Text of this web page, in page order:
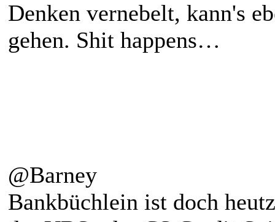
Denken vernebelt, kann's
gehen. Shit happens…
@Barney
Bankbüchlein ist doch